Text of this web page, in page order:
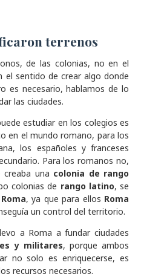
terrenos
de las colonias, no en el
el sentido de crear algo donde
es necesario, hablamos de lo
las ciudades.
estudiar en los colegios es
en el mundo romano, para los
los españoles y franceses
Para los romanos no,
una colonia de rango
colonias de rango latino, se
Roma, ya que para ellos Roma
un control del territorio.
a Roma a fundar ciudades
y militares, porque ambos
no solo es enriquecerse, es
recursos necesarios.